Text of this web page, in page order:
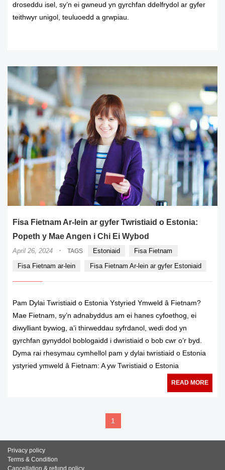
droseddu isel, sy’n ei gwneud yn gyrchfan ddelfrydol ar gyfer
teithwyr unigol, teuluoedd a grwpiau.
Fisa Fietnam Ar-lein ar gyfer Twristiaid o Estonia:
Popeth y Mae Angen i Chi Ei Wybod
April 26, 2024 · TAGS Estoniaid
Fisa Fietnam
Fisa Fietnam ar-lein
Fisa Fietnam Ar-lein ar gyfer Estoniaid
Pam Dylai Twristiaid o Estonia Ystyried Ymweld â Fietnam?
Mae Fietnam, sy’n adnabyddus am ei hanes cyfoethog, ei
diwylliant bywiog, a’i thirweddau syfrdanol, wedi dod yn
gyrchfan gynyddol boblogaidd i dwristiaid o bob cwr o’r byd.
Dyma rai rhesymau cymhellol pam y dylai twristiaid o Estonia
ystyried ymweld â Fietnam: A yw Twristiaid o Estonia
READ MORE
1
Privacy policy
Terms & Condition